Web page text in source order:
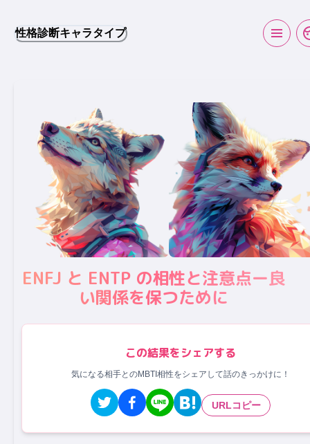
性格診断キャラタイプ
ENFJ と ENTP の相性と注意点ー良
い関係を保つために
この結果をシェアする
気になる相手とのMBTI相性をシェアして話のきっかけに！
URLコピー